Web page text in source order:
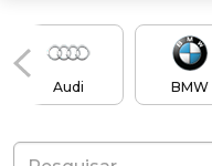
Audi BMW